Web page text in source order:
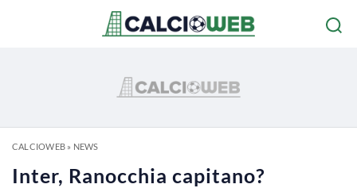
CALCIOWEB» NEWS
Inter, Ranocchia capitano?